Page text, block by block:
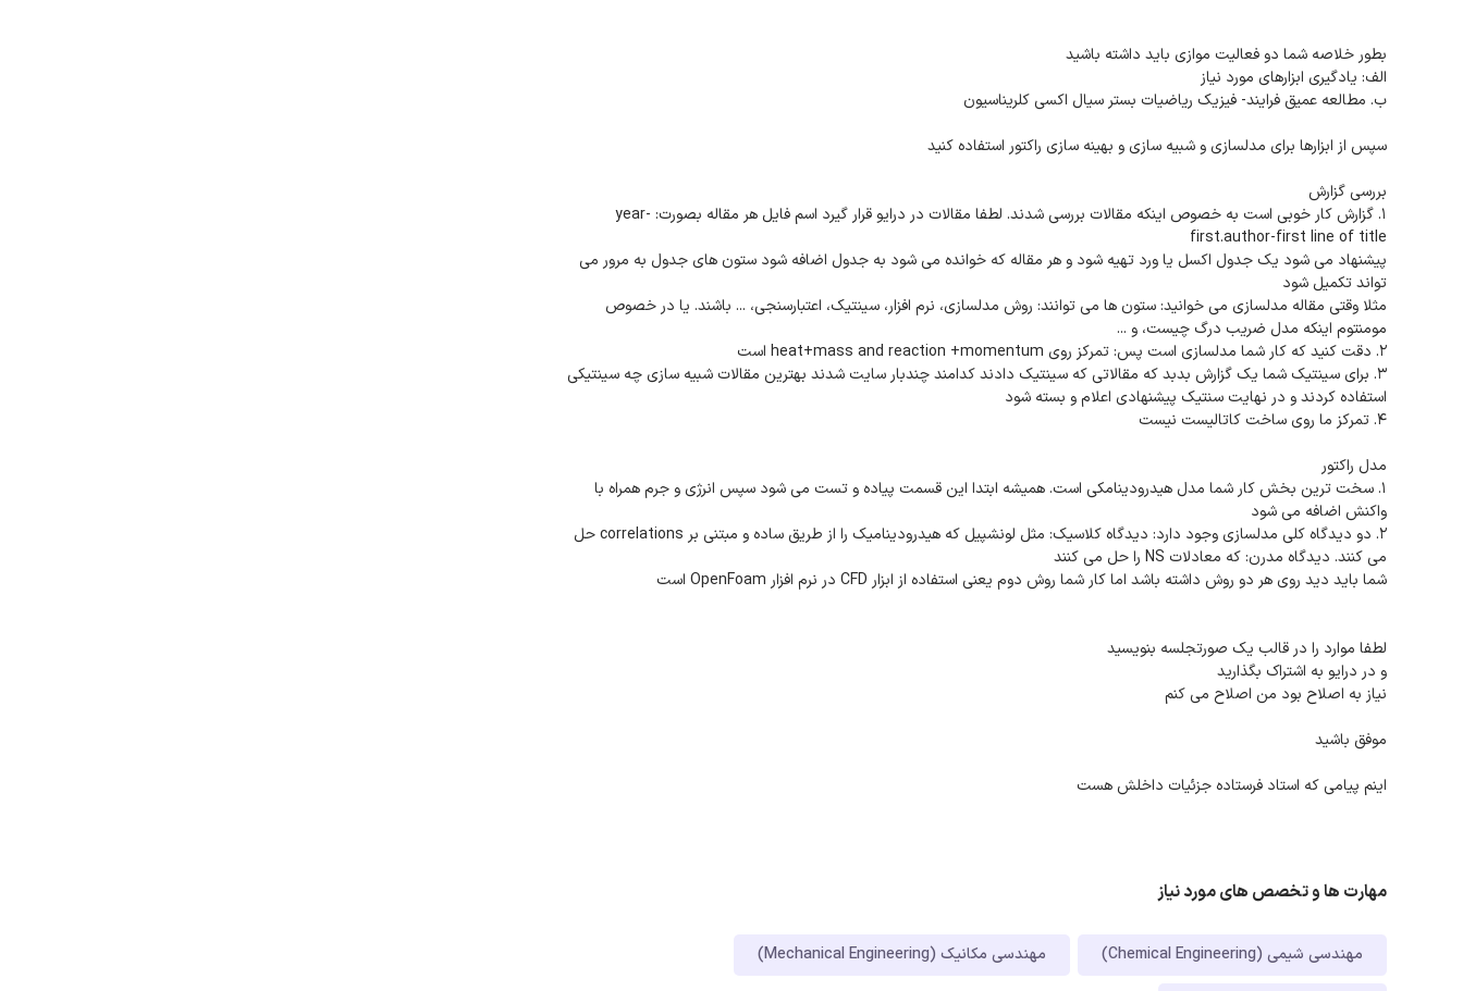
بطور خلاصه شما دو فعالیت موازی باید داشته باشید
الف: یادگیری ابزارهای مورد نیاز
ب. مطالعه عمیق فرایند- فیزیک ریاضیات بستر سیال اکسی کلریناسیون
سپس از ابزارها برای مدلسازی و شبیه سازی و بهینه سازی راکتور استفاده کنید
بررسی گزارش
۱. گزارش کار خوبی است به خصوص اینکه مقالات بررسی شدند. لطفا مقالات در درایو قرار گیرد اسم فایل هر مقاله بصورت: year-
first.author-first line of title
پیشنهاد می شود یک جدول اکسل یا ورد تهیه شود و هر مقاله که خوانده می شود به جدول اضافه شود ستون های جدول به مرور می
تواند تکمیل شود
مثلا وقتی مقاله مدلسازی می خوانید: ستون ها می توانند: روش مدلسازی، نرم افزار، سینتیک، اعتبارسنجی، ... باشند. یا در خصوص
مومنتوم اینکه مدل ضریب درگ چیست، و ...
۲. دقت کنید که کار شما مدلسازی است پس: تمرکز روی heat+mass and reaction +momentum است
۳. برای سینتیک شما یک گزارش بدبد که مقالاتی که سینتیک دادند کدامند چندبار سایت شدند بهترین مقالات شبیه سازی چه سینتیکی
استفاده کردند و در نهایت سنتیک پیشنهادی اعلام و بسته شود
۴. تمرکز ما روی ساخت کاتالیست نیست
مدل راکتور
۱. سخت ترین بخش کار شما مدل هیدرودینامکی است. همیشه ابتدا این قسمت پیاده و تست می شود سپس انرژی و جرم همراه با
واکنش اضافه می شود
۲. دو دیدگاه کلی مدلسازی وجود دارد: دیدگاه کلاسیک: مثل لونشپیل که هیدرودینامیک را از طریق ساده و مبتنی بر correlations حل
می کنند. دیدگاه مدرن: که معادلات NS را حل می کنند
شما باید دید روی هر دو روش داشته باشد اما کار شما روش دوم یعنی استفاده از ابزار CFD در نرم افزار OpenFoam است
لطفا موارد را در قالب یک صورتجلسه بنویسید
و در درایو به اشتراک بگذارید
نیاز به اصلاح بود من اصلاح می کنم
موفق باشید
اینم پیامی که استاد فرستاده جزئیات داخلش هست
مهارت ها و تخصص های مورد نیاز
مهندسی شیمی (Chemical Engineering) مهندسی مکانیک (Mechanical Engineering)